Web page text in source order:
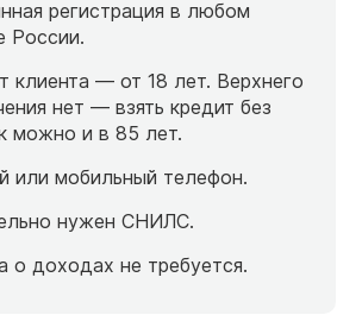
регистрация в любом
России.
клиента — от 18 лет. Верхнего
нет — взять кредит без
можно и в 85 лет.
или мобильный телефон.
нужен СНИЛС.
о доходах не требуется.